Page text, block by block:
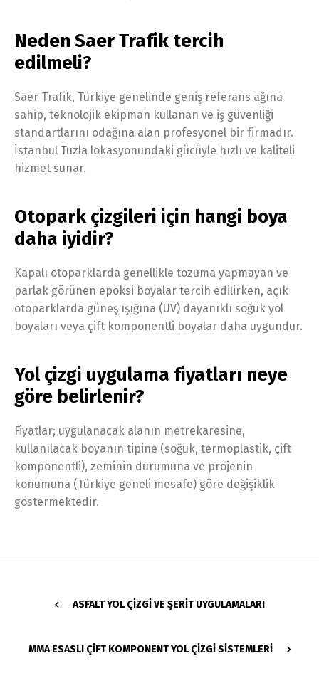
Neden Saer Trafik tercih
edilmeli?
Saer Trafik, Türkiye genelinde geniş referans ağına
sahip, teknolojik ekipman kullanan ve iş güvenliği
standartlarını odağına alan profesyonel bir firmadır.
İstanbul Tuzla lokasyonundaki gücüyle hızlı ve kaliteli
hizmet sunar.
Otopark çizgileri için hangi boya
daha iyidir?
Kapalı otoparklarda genellikle tozuma yapmayan ve
parlak görünen epoksi boyalar tercih edilirken, açık
otoparklarda güneş ışığına (UV) dayanıklı soğuk yol
boyaları veya çift komponentli boyalar daha uygundur.
Yol çizgi uygulama fiyatları neye
göre belirlenir?
Fiyatlar; uygulanacak alanın metrekaresine,
kullanılacak boyanın tipine (soğuk, termoplastik, çift
komponentli), zeminin durumuna ve projenin
konumuna (Türkiye geneli mesafe) göre değişiklik
göstermektedir.
ASFALT YOL ÇIZGI VE ŞERIT UYGULAMALARI
MMA ESASLI ÇIFT KOMPONENT YOL ÇIZGI SISTEMLERI